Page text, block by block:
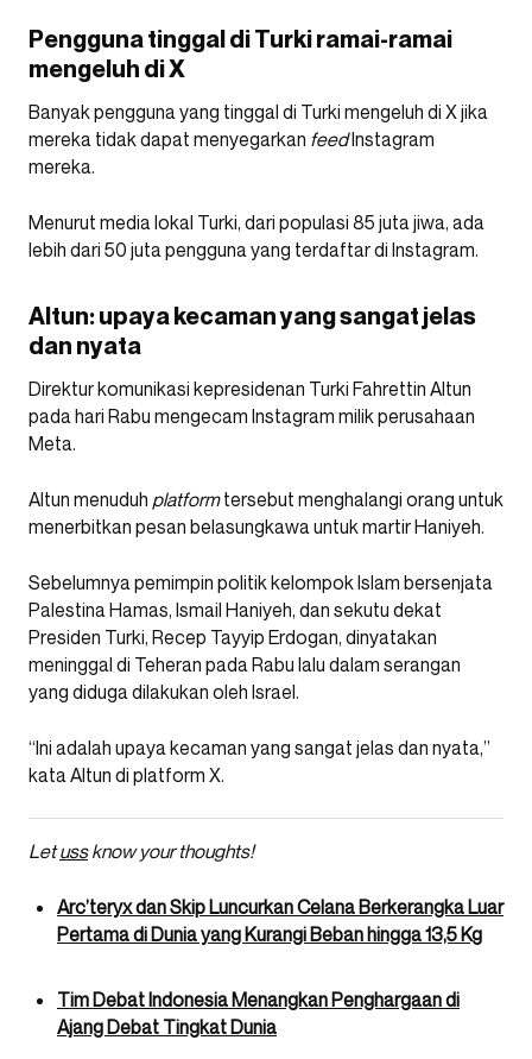
Pengguna tinggal di Turki ramai-ramai
mengeluh di X
Banyak pengguna yang tinggal di Turki mengeluh di X jika
mereka tidak dapat menyegarkan feedInstagram
mereka.
Menurut media lokal Turki, dari populasi 85 juta jiwa, ada
lebih dari 50 juta pengguna yang terdaftar di Instagram.
Altun: upaya kecaman yang sangat jelas
dan nyata
Direktur komunikasi kepresidenan Turki Fahrettin Altun
pada hari Rabu mengecam Instagram milik perusahaan
Meta.
Altun menuduh platformtersebut menghalangi orang untuk
menerbitkan pesan belasungkawa untuk martir Haniyeh.
Sebelumnya pemimpin politik kelompok Islam bersenjata
Palestina Hamas, Ismail Haniyeh, dan sekutu dekat
Presiden Turki, Recep Tayyip Erdogan, dinyatakan
meninggal di Teheran pada Rabu lalu dalam serangan
yang diduga dilakukan oleh Israel.
“Ini adalah upaya kecaman yang sangat jelas dan nyata,”
kata Altun di platform X.
Letussknow your thoughts!
Arc’teryx dan Skip Luncurkan Celana Berkerangka Luar
Pertama di Dunia yang Kurangi Beban hingga 13,5 Kg
Tim Debat Indonesia Menangkan Penghargaan di
Ajang Debat Tingkat Dunia